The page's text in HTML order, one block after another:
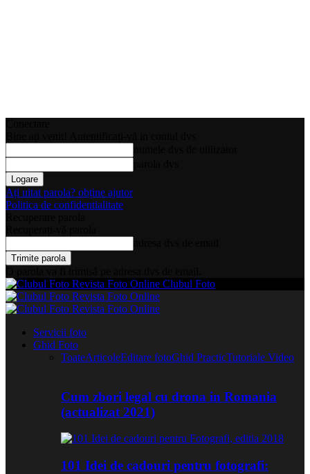
Ați uitat parola? obține ajutor
Politica de confidentialitate
Clubul Foto
Servicii foto
Ghid Foto
ToateArticoleEditare fotoGhid PracticTutoriale Video
Cum zbori legal cu drona in Romania
(actualizat 2021)
101 Idei de cadouri pentru fotografi: